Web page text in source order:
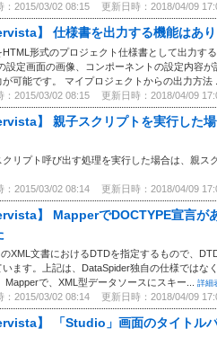
：2015/03/02 08:15 更新日時：2018/04/09
】 仕様書を出力する機能はあ
形式のプロジェクト仕様書として出力す
設定画面の画像、コンポーネントの設定内容
可能です。 マイプロジェクトからの出力方法
：2015/03/02 08:15 更新日時：2018/04/09
】 親子スクリプトを実行した
リプト呼び出す処理を実行した場合は、親ス
：2015/03/02 08:14 更新日時：2018/04/09
】 MapperでDOCTYPE宣言が
XML文書におけるDTDを指定するもので、
ます。上記は、DataSpider独自の仕様ではな
Mapperで、XML型データソースにスキー...
詳細
：2015/03/02 08:14 更新日時：2018/04/09
】 「Studio」画面のタイトル